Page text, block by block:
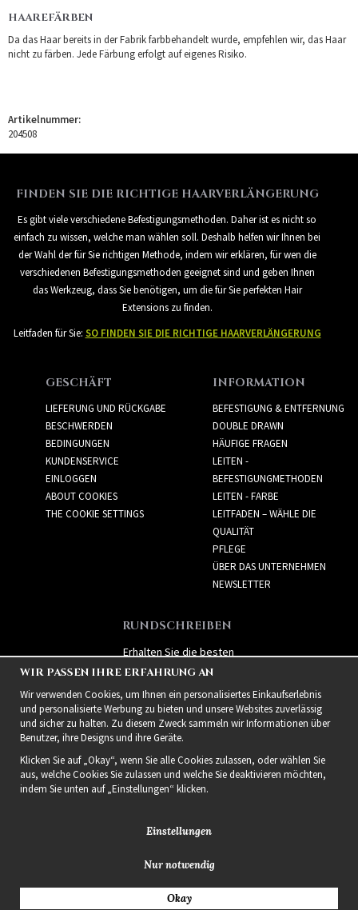
HAAREFÄRBEN
Da das Haar bereits in der Fabrik farbbehandelt wurde, empfehlen wir, das Haar
nicht zu färben. Jede Färbung erfolgt auf eigenes Risiko.
Artikelnummer:
204508
FINDEN SIE DIE RICHTIGE HAARVERLÄNGERUNG
Es gibt viele verschiedene Befestigungsmethoden. Daher ist es nicht so
einfach zu wissen, welche man wählen soll. Deshalb helfen wir Ihnen bei
der Wahl der für Sie richtigen Methode, indem wir erklären, für wen die
verschiedenen Befestigungsmethoden geeignet sind und geben Ihnen
das Werkzeug, dass Sie benötigen, um die für Sie perfekten Hair
Extensions zu finden.
Leitfaden für Sie: SO FINDEN SIE DIE RICHTIGE HAARVERLÄNGERUNG
GESCHÄFT
LIEFERUNG UND RÜCKGABE
BESCHWERDEN
BEDINGUNGEN
KUNDENSERVICE
EINLOGGEN
ABOUT COOKIES
THE COOKIE SETTINGS
INFORMATION
BEFESTIGUNG & ENTFERNUNG
DOUBLE DRAWN
HÄUFIGE FRAGEN
LEITEN -
BEFESTIGUNGMETHODEN
LEITEN - FARBE
LEITFADEN – WÄHLE DIE
QUALITÄT
PFLEGE
ÜBER DAS UNTERNEHMEN
NEWSLETTER
RUNDSCHREIBEN
Erhalten Sie die besten
Angebote und spannende
neue Produkte!
2021 Delightful Hair
WIR PASSEN IHRE ERFAHRUNG AN
Wir verwenden Cookies, um Ihnen ein personalisiertes Einkaufserlebnis
und personalisierte Werbung zu bieten und unsere Websites zuverlässig
und sicher zu halten. Zu diesem Zweck sammeln wir Informationen über
Benutzer, ihre Designs und ihre Geräte.
Klicken Sie auf „Okay“, wenn Sie alle Cookies zulassen, oder wählen Sie
aus, welche Cookies Sie zulassen und welche Sie deaktivieren möchten,
indem Sie unten auf „Einstellungen“ klicken.
Einstellungen
Nur notwendig
Okay